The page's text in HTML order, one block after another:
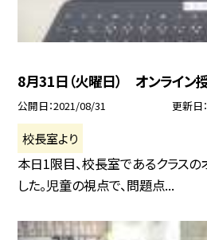
8月31日（火曜日） オンライン
公開日 2021/08/31 更新日
校長室より
本日1限目、校長室であるクラス
した。児童の視点で、問題点...